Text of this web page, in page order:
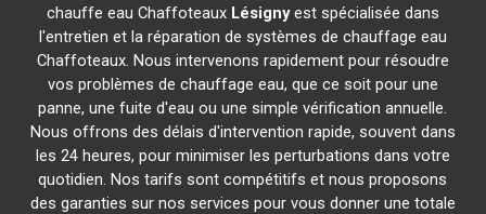
chauffe eau Chaffoteaux Lésignyest spécialisée dans
l'entretien et la réparation de systèmes de chauffage eau
Chaffoteaux. Nous intervenons rapidement pour résoudre
vos problèmes de chauffage eau, que ce soit pour une
panne, une fuite d'eau ou une simple vérification annuelle.
Nous offrons des délais d'intervention rapide, souvent dans
les 24 heures, pour minimiser les perturbations dans votre
quotidien. Nos tarifs sont compétitifs et nous proposons
des garanties sur nos services pour vous donner une totale